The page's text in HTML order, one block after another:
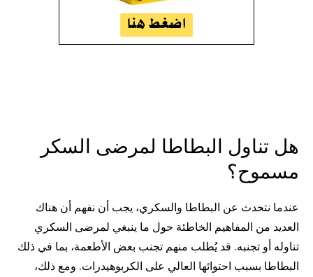
هل تناول البطاطا لمرضى السكر
مسموح؟
عندما نتحدث عن البطاطا والسكري، يجب أن نفهم أن هناك
العديد من المفاهيم الخاطئة حول ما ينبغي لمرضى السكري
تناوله أو تجنبه. قد يُطلب منهم تجنب بعض الأطعمة، بما في ذلك
البطاطا بسبب احتوائها العالي على الكربوهيدرات. ومع ذلك،